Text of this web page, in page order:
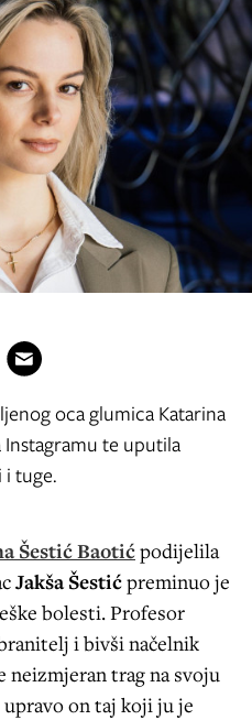
oca glumica Katarina
Instagramu te uputila
tuge.
Šestić Baotićpodijelila
Jakša Šestićpreminuo je
bolesti. Profesor
i bivši načelnik
neizmjeran trag na svoju
upravo on taj koji ju je